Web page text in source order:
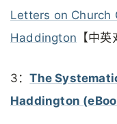
Letters on Church
Haddington 【中英
3：The
Haddington